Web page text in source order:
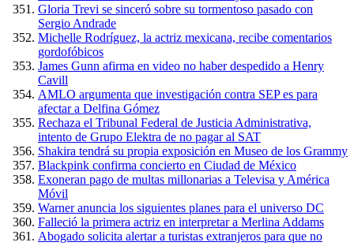
Gloria Trevi se sinceró sobre su tormentoso pasado con
Sergio Andrade
Michelle Rodríguez, la actriz mexicana, recibe comentarios
gordofóbicos
James Gunn afirma en video no haber despedido a Henry
Cavill
AMLO argumenta que investigación contra SEP es para
afectar a Delfina Gómez
Rechaza el Tribunal Federal de Justicia Administrativa,
intento de Grupo Elektra de no pagar al SAT
Shakira tendrá su propia exposición en Museo de los Grammy
Blackpink confirma concierto en Ciudad de México
Exoneran pago de multas millonarias a Televisa y América
Móvil
Warner anuncia los siguientes planes para el universo DC
Falleció la primera actriz en interpretar a Merlina Addams
Abogado solicita alertar a turistas extranjeros para que no